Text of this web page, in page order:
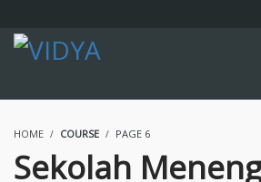
HOME COURSE PAGE 6
Sekolah